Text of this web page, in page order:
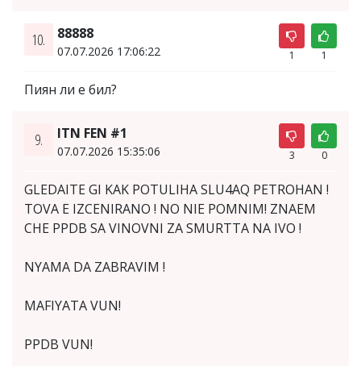
10. 88888
07.07.2026 17:06:22 1 1
Пиян ли е бил?
9. ITN FEN #1
07.07.2026 15:35:06 3 0
GLEDAITE GI KAK POTULIHA SLU4AQ PETROHAN !
TOVA E IZCENIRANO ! NO NIE POMNIM! ZNAEM
CHE PPDB SA VINOVNI ZA SMURTTA NA IVO !
NYAMA DA ZABRAVIM !
MAFIYATA VUN!
PPDB VUN!